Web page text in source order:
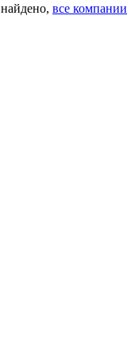
найдено, все компании